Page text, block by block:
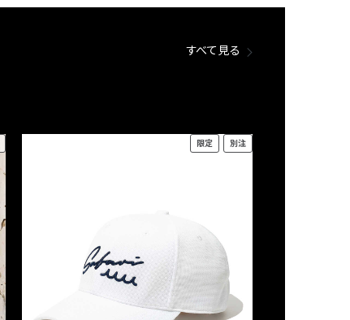
すべて見る
限定 別注